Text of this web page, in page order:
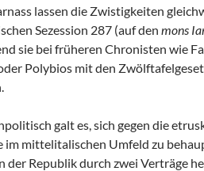
lassen die Zwistigkeiten
Sezession 287 (auf den mons
sie bei früheren Chronisten wie
Polybios mit den
galt es, sich gegen die
im mittelitalischen Umfeld zu
der Republik durch zwei Verträge